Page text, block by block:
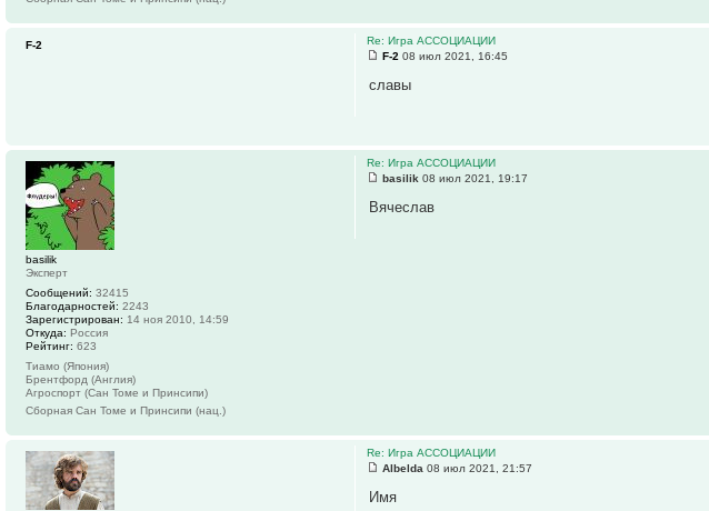
Re: Игра АССОЦИАЦИИ
F-2 08 июл 2021, 16:45
славы
F-2
Re: Игра АССОЦИАЦИИ
basilik 08 июл 2021, 19:17
Вячеслав
basilik
Эксперт
Сообщений: 32415
Благодарностей: 2243
Зарегистрирован: 14 ноя 2010, 14:59
Откуда: Россия
Рейтинг: 623
Тиамо (Япония)
Брентфорд (Англия)
Агроспорт (Сан Томе и Принсипи)
Сборная Сан Томе и Принсипи (нац.)
Re: Игра АССОЦИАЦИИ
Albelda 08 июл 2021, 21:57
Имя